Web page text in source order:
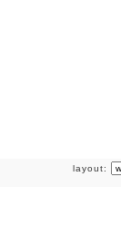
layout: